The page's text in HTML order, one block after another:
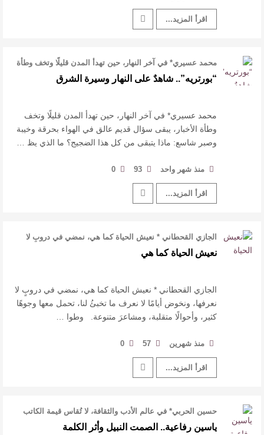
اقرأ المزيد...
محمد عسيري* في آخر النهار، حين تهدأ المدن قليلًا وتخف وطأة
الأخبار، يبقى سؤال قد …
“بورتريه”.. شاهدٌ على النهار وسيرة الشرق
محمد عسيري* في آخر النهار، حين تهدأ المدن قليلًا وتخف
وطأة الأخبار، يبقى سؤال قديم عالق في الهواء بحرقة وخيبة
وصبر شاسع: ماذا يتبقى من كل هذا الضجيج؟ ما الذي يظ …
منذ شهر واحد 93
0
اقرأ المزيد...
الجازي القحطاني * نعيش الحياة كما هي، نمضي في دروبٍ لا
نعرفها، ونخوض أيامًا لا ن …
نعيش الحياة كما هي
الجازي القحطاني * نعيش الحياة كما هي، نمضي في دروبٍ لا
نعرفها، ونخوض أيامًا لا نعرف ما تخبئُ لنا، تحمل معها وجوهًا
كثير، وأحوالًا متقلبة، ومشاعرَ متنوعة. وطوا …
منذ شهرين 57
0
اقرأ المزيد...
حسين الحربي* في عالم الأدب والثقافة، لا تُقاس قيمة الكاتب
بكم الضجيج الذي يحدثه، …
ياسين رفاعية.. الصمت النبيل وأثر الكلمة